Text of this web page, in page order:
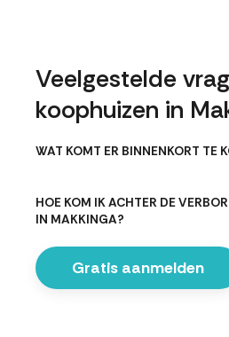
Veelgestelde
koophuizen in
WAT KOMT ER BINNENKORT TE
HOE KOM IK ACHTER DE
IN MAKKINGA?
Gratis aanmelden